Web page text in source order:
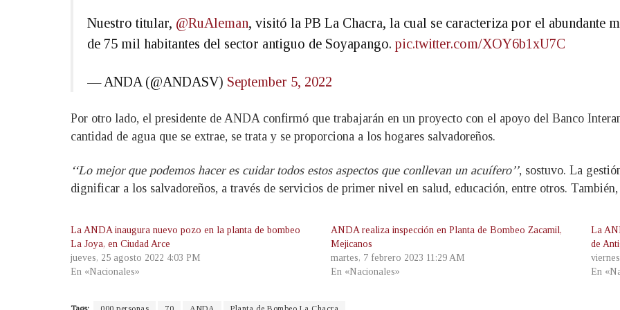
Nuestro titular, @RuAleman, visitó la PB La Chacra, la cual se caracteriza por el abundante
de 75 mil habitantes del sector antiguo de Soyapango. pic.twitter.com/XOY6b1xU7C
— ANDA (@ANDASV) September 5, 2022
Por otro lado, el presidente de ANDA confirmó que trabajarán en un proyecto con el apoyo del Banco
cantidad de agua que se extrae, se trata y se proporciona a los hogares salvadoreños.
‘‘Lo mejor que podemos hacer es cuidar todos estos aspectos que conllevan un acuífero’’, sostuvo. La
dignificar a los salvadoreños, a través de servicios de primer nivel en salud, educación, entre otros.
La ANDA inaugura nuevo pozo en la planta de bombeo
La Joya, en Ciudad Arce
jueves, 25 agosto 2022 4:03 PM
En «Nacionales»
ANDA realiza inspección en Planta de Bombeo Zacamil,
Mejicanos
martes, 7 febrero 2023 11:29 AM
En «Nacionales»
La
de
En